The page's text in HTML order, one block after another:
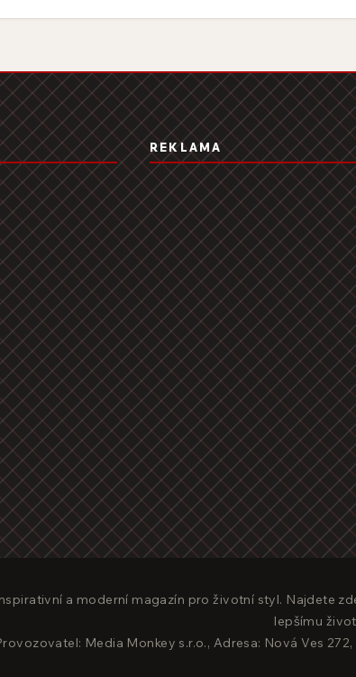
REKLAMA
a moderní magazín pro životní styl. Najdete
lepšímu
Media Monkey s.r.o., Adresa: Nová Ves